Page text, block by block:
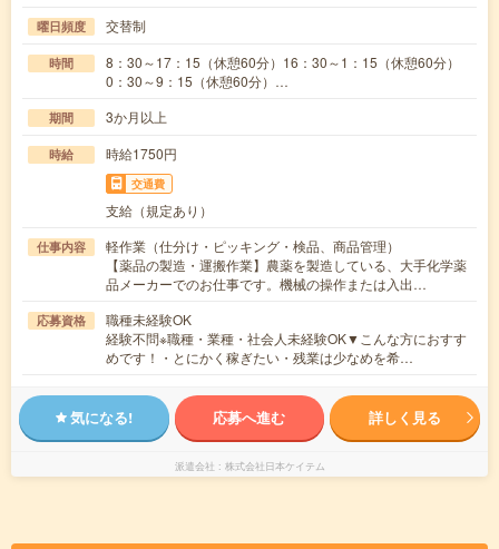
曜日頻度 交替制
時間
8：30～17：15（休憩60分）16：30～1：15（休憩60分）
0：30～9：15（休憩60分）…
期間 3か月以上
時給 時給1750円
交通費
支給（規定あり）
仕事内容
軽作業（仕分け・ピッキング・検品、商品管理）
【薬品の製造・運搬作業】農薬を製造している、大手化学薬
品メーカーでのお仕事です。機械の操作または入出…
応募資格
職種未経験OK
経験不問※職種・業種・社会人未経験OK▼こんな方におすす
めです！・とにかく稼ぎたい・残業は少なめを希…
気になる! 応募へ進む 詳しく見る
派遣会社 株式会社日本ケイテム